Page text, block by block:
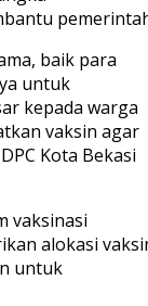
baik para
untuk
kepada warga
vaksin agar
Kota Bekasi
vaksinasi
alokasi
untuk